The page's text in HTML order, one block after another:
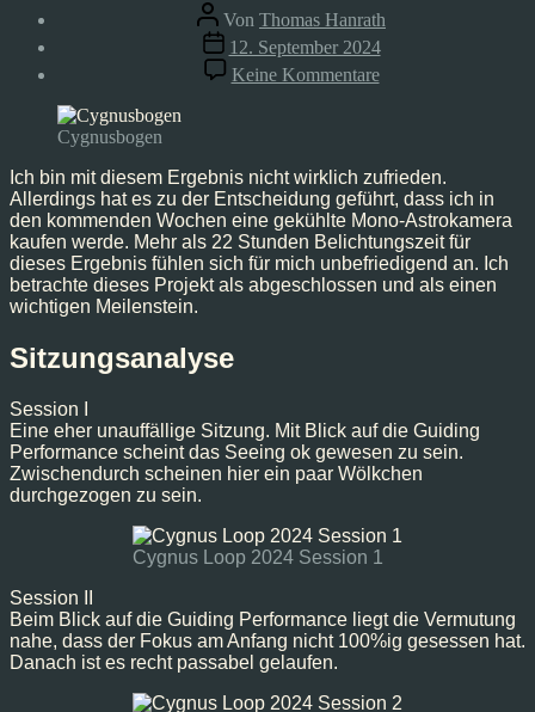
Beitragsautor
Von Thomas Hanrath
Veröffentlichungsdatum
12. September 2024
Keine Kommentarezu
Cygnusbogen,
Cygnusbogen
Ich bin mit diesem Ergebnis nicht wirklich zufrieden.
Allerdings hat es zu der Entscheidung geführt, dass ich in
den kommenden Wochen eine gekühlte Mono-Astrokamera
kaufen werde. Mehr als 22 Stunden Belichtungszeit für
dieses Ergebnis fühlen sich für mich unbefriedigend an. Ich
betrachte dieses Projekt als abgeschlossen und als einen
wichtigen Meilenstein.
Sitzungsanalyse
Session I
Eine eher unauffällige Sitzung. Mit Blick auf die Guiding
Performance scheint das Seeing ok gewesen zu sein.
Zwischendurch scheinen hier ein paar Wölkchen
durchgezogen zu sein.
Cygnus Loop 2024 Session 1
Session II
Beim Blick auf die Guiding Performance liegt die Vermutung
nahe, dass der Fokus am Anfang nicht 100%ig gesessen hat.
Danach ist es recht passabel gelaufen.